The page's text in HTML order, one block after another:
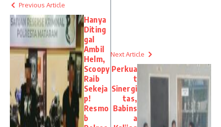
Previous Article
Hanya
Diting
gal
Ambil
Helm,
Scoopy
Raib
Sekeja
p!
Resmo
b
Next Article
Perkua
t
Sinergi
tas,
Babins
a